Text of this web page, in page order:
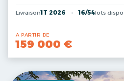
Livraison1T 2026 16/54lots dispo
A PARTIR DE
159 000 €